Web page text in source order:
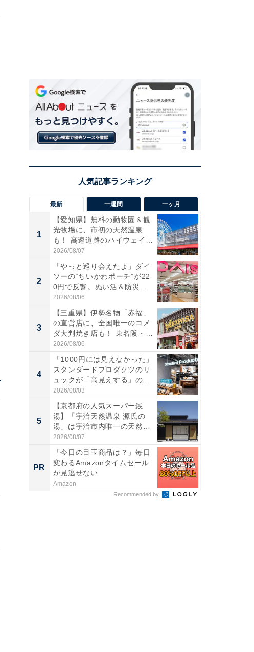
最新 一週間 一ヶ月
1
【愛知県】無料の動物園＆観
光牧場に、市初の天然温泉
も！ 高速道路のハイウェイオ
ア...
2026/08/07
2
「やっと巡り会えたよ」ダイ
ソーの“ちいかわポーチ”が22
0円で反響。ぬい活＆防災...
2026/08/06
3
【三重県】伊勢名物「赤福」
の直営店に、全国唯一のコメ
ダ大判焼き店も！ 東名阪・
伊...
2026/08/06
4
「1000円には見えなかった」
スタンダードプロダクツのリ
ュックが「高見えする」の...
2026/08/03
5
【京都府の人気スーパー銭
湯】「宇治天然温泉 源氏の
湯」は宇治市内唯一の天然温
泉と...
2026/08/07
PR
「今日の目玉商品は？」毎日
変わるAmazonタイムセール
が見逃せない
Amazon
Recommended by